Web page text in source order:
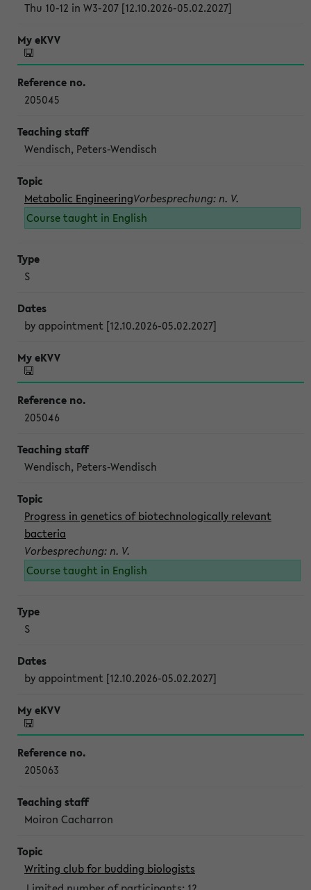
Thu 10-12 in W3-207 [12.10.2026-05.02.2027]
205045
Wendisch, Peters-Wendisch
Metabolic EngineeringVorbesprechung: n. V.
Course taught in English
S
by appointment [12.10.2026-05.02.2027]
205046
Wendisch, Peters-Wendisch
Progress in genetics of biotechnologically relevant
bacteria
Vorbesprechung: n. V.
Course taught in English
S
by appointment [12.10.2026-05.02.2027]
205063
Moiron Cacharron
Writing club for budding biologists